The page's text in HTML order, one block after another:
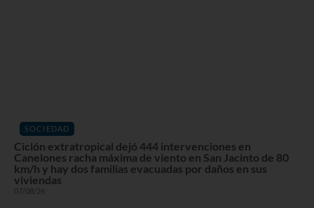
SOCIEDAD
Ciclón extratropical dejó 444 intervenciones en
Canelones racha máxima de viento en San Jacinto de 80
km/h y hay dos familias evacuadas por daños en sus
viviendas
07/08/26